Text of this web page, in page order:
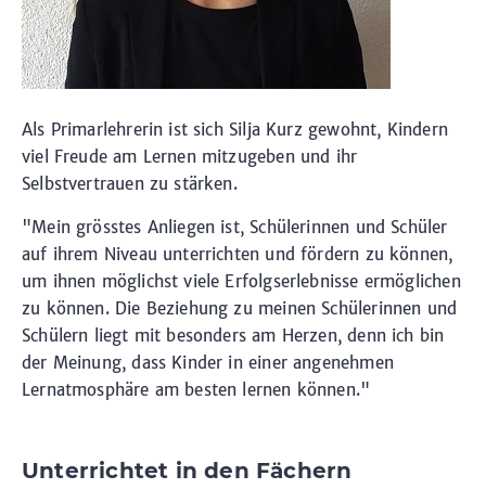
Als Primarlehrerin ist sich Silja Kurz gewohnt, Kindern
viel Freude am Lernen mitzugeben und ihr
Selbstvertrauen zu stärken.
"Mein grösstes Anliegen ist, Schülerinnen und Schüler
auf ihrem Niveau unterrichten und fördern zu können,
um ihnen möglichst viele Erfolgserlebnisse ermöglichen
zu können. Die Beziehung zu meinen Schülerinnen und
Schülern liegt mit besonders am Herzen, denn ich bin
der Meinung, dass Kinder in einer angenehmen
Lernatmosphäre am besten lernen können."
Unterrichtet in den Fächern